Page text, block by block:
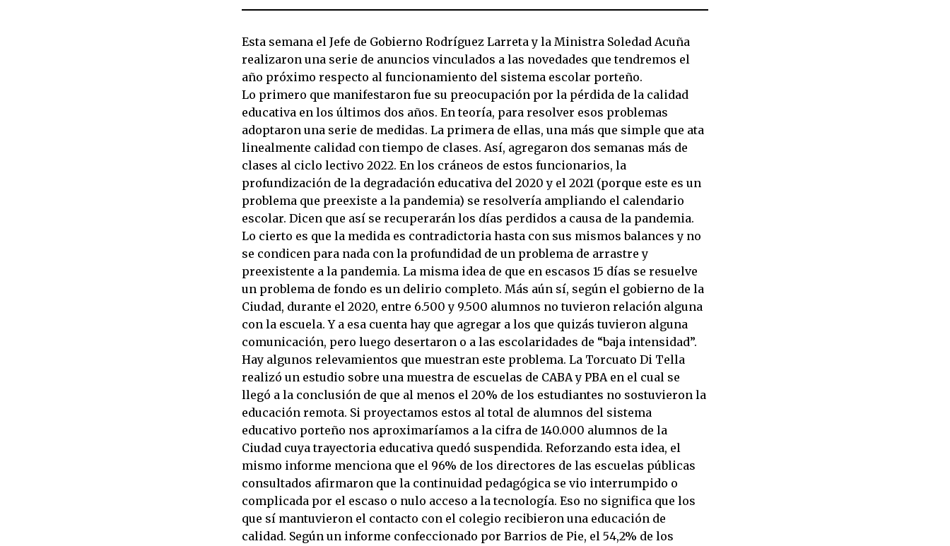
Esta semana el Jefe de Gobierno Rodríguez Larreta y la Ministra Soledad Acuña
realizaron una serie de anuncios vinculados a las novedades que tendremos el
año próximo respecto al funcionamiento del sistema escolar porteño.
Lo primero que manifestaron fue su preocupación por la pérdida de la calidad
educativa en los últimos dos años. En teoría, para resolver esos problemas
adoptaron una serie de medidas. La primera de ellas, una más que simple que ata
linealmente calidad con tiempo de clases. Así, agregaron dos semanas más de
clases al ciclo lectivo 2022. En los cráneos de estos funcionarios, la
profundización de la degradación educativa del 2020 y el 2021 (porque este es un
problema que preexiste a la pandemia) se resolvería ampliando el calendario
escolar. Dicen que así se recuperarán los días perdidos a causa de la pandemia.
Lo cierto es que la medida es contradictoria hasta con sus mismos balances y no
se condicen para nada con la profundidad de un problema de arrastre y
preexistente a la pandemia. La misma idea de que en escasos 15 días se resuelve
un problema de fondo es un delirio completo. Más aún sí, según el gobierno de la
Ciudad, durante el 2020, entre 6.500 y 9.500 alumnos no tuvieron relación alguna
con la escuela. Y a esa cuenta hay que agregar a los que quizás tuvieron alguna
comunicación, pero luego desertaron o a las escolaridades de “baja intensidad”.
Hay algunos relevamientos que muestran este problema. La Torcuato Di Tella
realizó un estudio sobre una muestra de escuelas de CABA y PBA en el cual se
llegó a la conclusión de que al menos el 20% de los estudiantes no sostuvieron la
educación remota. Si proyectamos estos al total de alumnos del sistema
educativo porteño nos aproximaríamos a la cifra de 140.000 alumnos de la
Ciudad cuya trayectoria educativa quedó suspendida. Reforzando esta idea, el
mismo informe menciona que el 96% de los directores de las escuelas públicas
consultados afirmaron que la continuidad pedagógica se vio interrumpido o
complicada por el escaso o nulo acceso a la tecnología. Eso no significa que los
que sí mantuvieron el contacto con el colegio recibieron una educación de
calidad. Según un informe confeccionado por Barrios de Pie, el 54,2% de los